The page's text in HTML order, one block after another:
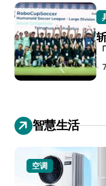
智慧生活
空调